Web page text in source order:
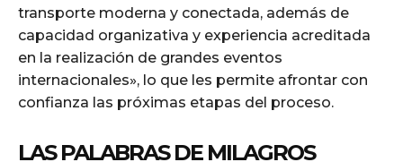
transporte moderna y conectada, además de
capacidad organizativa y experiencia acreditada
en la realización de grandes eventos
internacionales», lo que les permite afrontar con
confianza las próximas etapas del proceso.
LAS PALABRAS DE MILAGROS